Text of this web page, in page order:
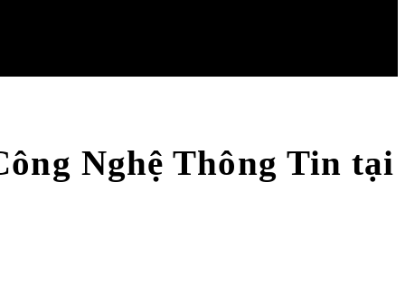
Nghệ Thông Tin tại